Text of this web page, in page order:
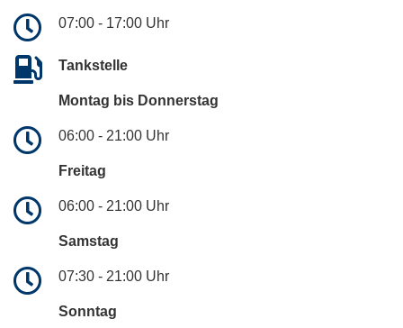
07:00 - 17:00 Uhr
Tankstelle
Montag bis Donnerstag
06:00 - 21:00 Uhr
Freitag
06:00 - 21:00 Uhr
Samstag
07:30 - 21:00 Uhr
Sonntag